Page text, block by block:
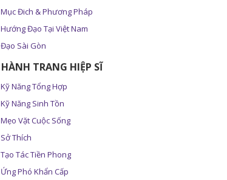
Mục Đich & Phương Pháp
Hướng Đạo Tại Việt Nam
Đạo Sài Gòn
HÀNH TRANG HIỆP SĨ
Kỹ Năng Tổng Hợp
Kỹ Năng Sinh Tồn
Mẹo Vặt Cuộc Sống
Sở Thích
Tạo Tác Tiền Phong
Ứng Phó Khẩn Cấp